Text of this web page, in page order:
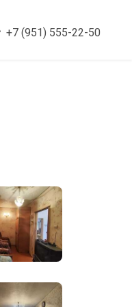
+7 (951) 555-22-50